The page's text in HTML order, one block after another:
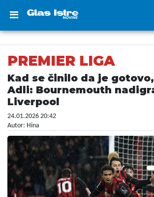
PREMIER LIGA
Kad se činilo da je
Adli: Bournemouth
Liverpool
24.01.2026 20:42
Autor: Hina